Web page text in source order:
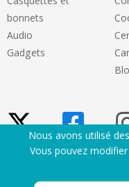
bonnets
Audio
Gadgets
Nous avons utilisé
Vous pouvez